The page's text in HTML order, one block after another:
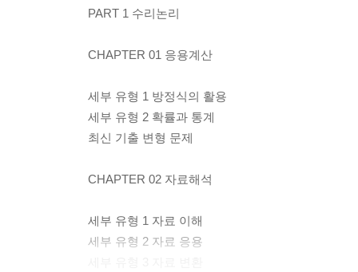
PART 1 수리논리
CHAPTER 01 응용계산
세부 유형 1 방정식의 활용
세부 유형 2 확률과 통계
최신 기출 변형 문제
CHAPTER 02 자료해석
세부 유형 1 자료 이해
세부 유형 2 자료 응용